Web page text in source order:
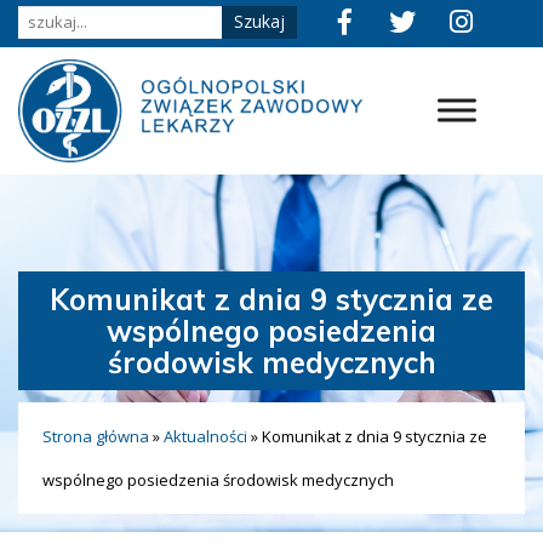
Komunikat z dnia 9 stycznia ze
wspólnego posiedzenia
środowisk medycznych
Strona główna »Aktualności »Komunikat z dnia 9 stycznia ze
wspólnego posiedzenia środowisk medycznych